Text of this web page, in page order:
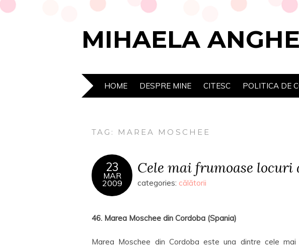
MIHAELA
HOME DESPRE MINE CITESC POLITICA DE
TAG: MAREA MOSCHEE
23
MAR
2009
Cele mai frumoase locuri
categories: călătorii
46. Marea Moschee din Cordoba (Spania)
Marea Moschee din Cordoba este una dintre cele